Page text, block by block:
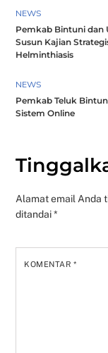
NEWS
Pemkab Bintuni dan
Susun Kajian
Helminthiasis
NEWS
Pemkab Teluk
Sistem Online
Alamat email Anda
ditandai*
KOMENTAR*